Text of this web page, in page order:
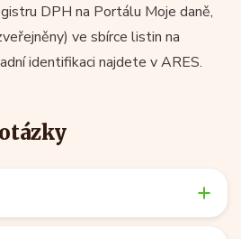
DPH na Portálu Moje daně,
ve sbírce listin na
identifikaci najdete v ARES.